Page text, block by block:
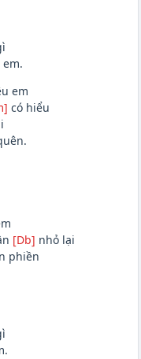
em.
em
có hiểu
[Db] nhỏ lại
phiền